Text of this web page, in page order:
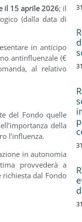
il 15 aprile 2026; il
(dalla data di
in anticipo
antinfluenzale (€
al relativo
del Fondo quelle
della
l’influenza.
in autonomia
provvederà a
dal Fondo